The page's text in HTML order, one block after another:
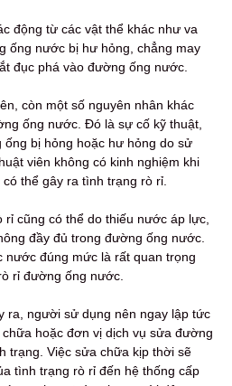
động từ các vật thể khác như va
ống nước bị hư hỏng, chẳng may
đục phá vào đường ống nước.
còn một số nguyên nhân khác
ống nước. Đó là sự cố kỹ thuật,
ống bị hỏng hoặc hư hỏng do sử
viên không có kinh nghiệm khi
thể gây ra tình trạng rò rỉ.
rỉ cũng có thể do thiếu nước áp lực,
đầy đủ trong đường ống nước.
nước đúng mức là rất quan trọng
rỉ đường ống nước.
ra, người sử dụng nên ngay lập tức
hoặc đơn vị dịch vụ sửa đường
trạng. Việc sửa chữa kịp thời sẽ
tình trạng rò rỉ đến hệ thống cấp